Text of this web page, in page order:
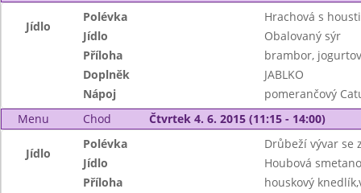
Jídlo
Polévka
Hrachová s
Jídlo
Obalovaný sýr
Příloha
brambor,
Doplněk
JABLKO
Nápoj
pomerančový
Menu
Chod Čtvrtek 4. 6. 2015 (11:15 - 14:00)
Jídlo
Polévka
Drůbeží vývar se
Jídlo
Houbová
Příloha
houskový